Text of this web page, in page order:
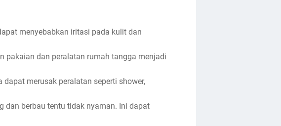
menyebabkan iritasi pada kulit dan
pakaian dan peralatan rumah tangga menjadi
merusak peralatan seperti shower,
dan berbau tentu tidak nyaman. Ini dapat